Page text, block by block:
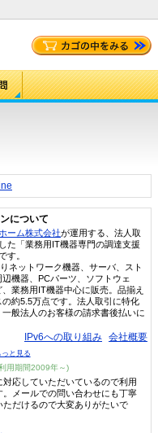
について
ーム株式会社が運用する、法人取
た「業務用IT機器専門の調達支援
す。
ネットワーク機器、サーバ、スト
機器、PCパーツ、ソフトウェ
業務用IT機器中心に販売。品揃え
約5.5万点です。法人取引に特化
一般法人のお客様の請求書後払いに
IPv6への取り組み 会社概要
っと見る
用期間2009年～)
対応していただいているので利用
。メールでの問い合わせにも丁寧
ただけるので大変ありがたいで